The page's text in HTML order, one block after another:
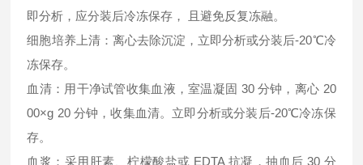
即分析，应分装后冷冻保存， 且避免反复冻融。
细胞培养上清：离心去除沉淀，立即分析或分装后-20℃冷
冻保存。
血清：用干净试管收集血液，室温凝固 30 分钟，离心 20
00×g 20 分钟，收集血清。立即分析或分装后-20℃冷冻保
存。
血浆：采用肝素、柠檬酸盐或 EDTA 抗凝，抽血后 30 分